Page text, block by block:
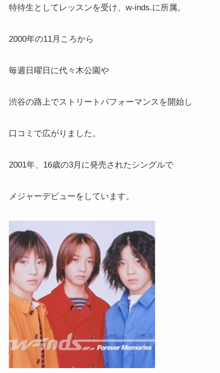
特待生としてレッスンを受け、w-inds.に所属。
2000年の11月ころから
毎週日曜日に代々木公園や
渋谷の路上でストリートパフォーマンスを開始し
口コミで広がりました。
2001年、16歳の3月に発売されたシングルで
メジャーデビューをしています。